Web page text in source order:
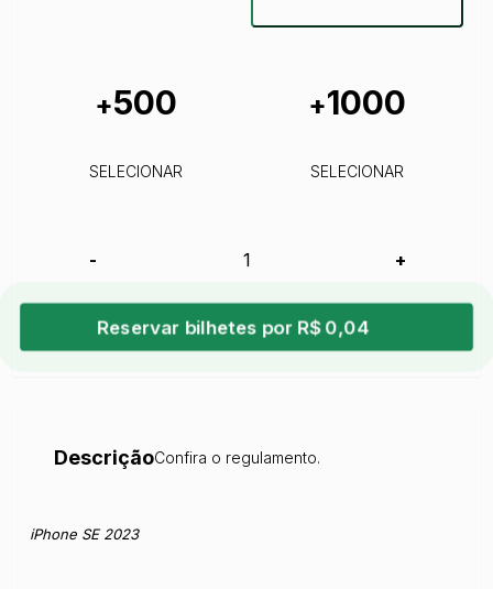
+500
SELECIONAR
+1000
SELECIONAR
- +
Reservar bilhetes por R$ 0,04
DescriçãoConfira o regulamento.
iPhone SE 2023